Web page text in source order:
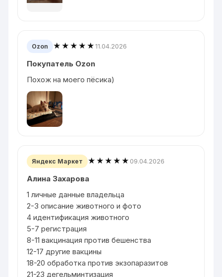
Ozon ★★★★★11.04.2026
Покупатель Ozon
Похож на моего пёсика)
Яндекс Маркет ★★★★★ 09.04.2026
Алина Захарова
1 личные данные владельца
2-3 описание животного и фото
4 идентификация животного
5-7 регистрация
8-11 вакцинация против бешенства
12-17 другие вакцины
18-20 обработка против экзопаразитов
21-23 дегельминтизация